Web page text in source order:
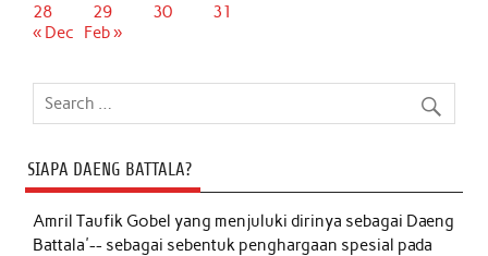
28
29 30
31
« Dec
Feb »
SIAPA DAENG BATTALA?
Amril Taufik Gobelyang menjuluki dirinya sebagai Daeng
Battala'-- sebagai sebentuk penghargaan spesial pada